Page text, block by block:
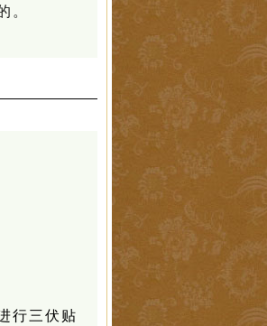
行三伏贴